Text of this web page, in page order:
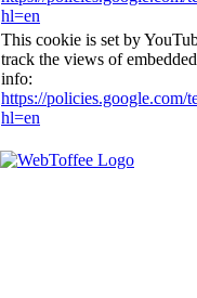
hl=en
This cookie is set by
track the views of
info:
https://policies.google.com/
hl=en